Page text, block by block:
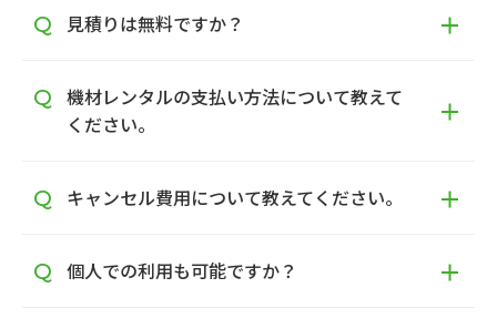
見積りは無料ですか？
機材レンタルの支払い方法について教えて
ください。
キャンセル費用について教えてください。
個人での利用も可能ですか？